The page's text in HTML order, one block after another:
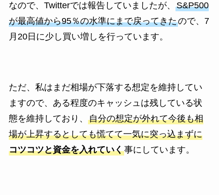
なので、Twitterでは報告していましたが、 S&P500
が最高値から95％の水準にまで戻ってきたので、7
月20日に少し買い増しを行っています。
ただ、私はまだ相場が下落する想定を維持してい
ますので、ある程度のキャッシュは残している状
態を維持しており、 自分の想定が外れて今後も相
場が上昇するとしても慌てて一気に突っ込まずに
コツコツと資金を入れていく事にしています。